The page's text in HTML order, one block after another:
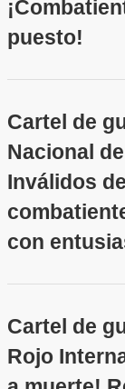
puesto!
Cartel de
Nacional
Inválidos
con
Cartel de
Rojo